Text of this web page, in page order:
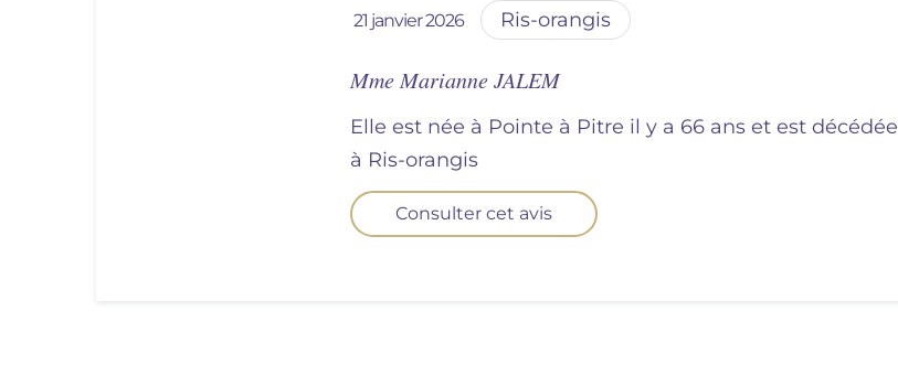
21 janvier 2026 ris-orangis
Mme Marianne JALEM
Elle est née à Pointe à Pitre il y a 66 ans et est décédée
à
ris-orangis
Consulter cet avis